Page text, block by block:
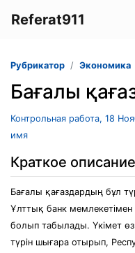
Referat911
Рубрикатор Экономика
Бағалы
Контрольная работа, 18
имя
Краткое описание
Бағалы қағаздардың бұл
Ұлттық банк мемлекетімен
болып табылады. Үкімет
түрін шығара отырып,